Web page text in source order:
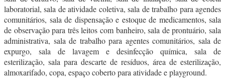
laboratorial, sala de atividade coletiva, sala de trabalho para agendes
comunitários, sala de dispensação e estoque de medicamentos, sala
de observação para três leitos com banheiro, sala de prontuário, sala
administrativa, sala de trabalho para agentes comunitários, sala de
expurgo, sala de lavagem e desinfecção química, sala de
esterilização, sala para descarte de resíduos, área de esterilização,
almoxarifado, copa, espaço coberto para atividade e playground.